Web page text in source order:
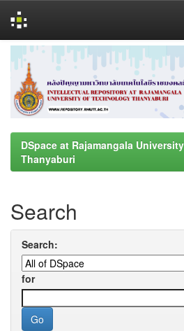
navigation
DSpace at Rajamangala
Thanyaburi
Search
Search:
for